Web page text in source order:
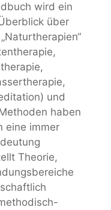
wird ein
über
und
haben
eine immer
Theorie,